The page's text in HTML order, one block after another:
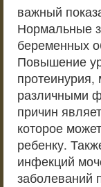
важный
Нормальные
беременных
Повышение
протеинурия,
различными
причин
которое
ребенку.
инфекций
заболеваний